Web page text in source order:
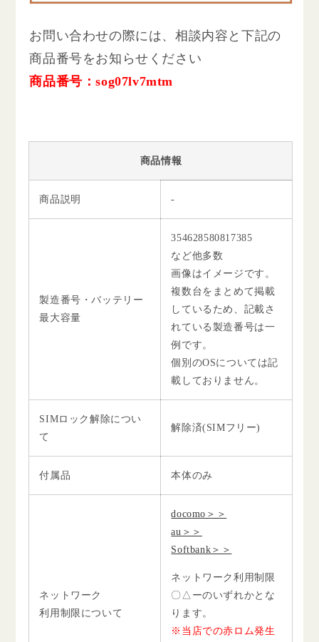
お問い合わせの際には、相談内容と下記の
商品番号をお知らせください
商品番号：sog07lv7mtm
商品情報
商品説明 -
製造番号・バッテリー
最大容量
354628580817385
など他多数
画像はイメージです。
複数台をまとめて掲載
しているため、記載さ
れている製造番号は一
例です。
個別のOSについては記
載しておりません。
SIMロック解除につい
て
解除済(SIMフリー)
付属品 本体のみ
ネットワーク
利用制限について
docomo＞＞
au＞＞
Softbank＞＞
ネットワーク利用制限
〇△ーのいずれかとな
ります。
※当店での赤ロム発生